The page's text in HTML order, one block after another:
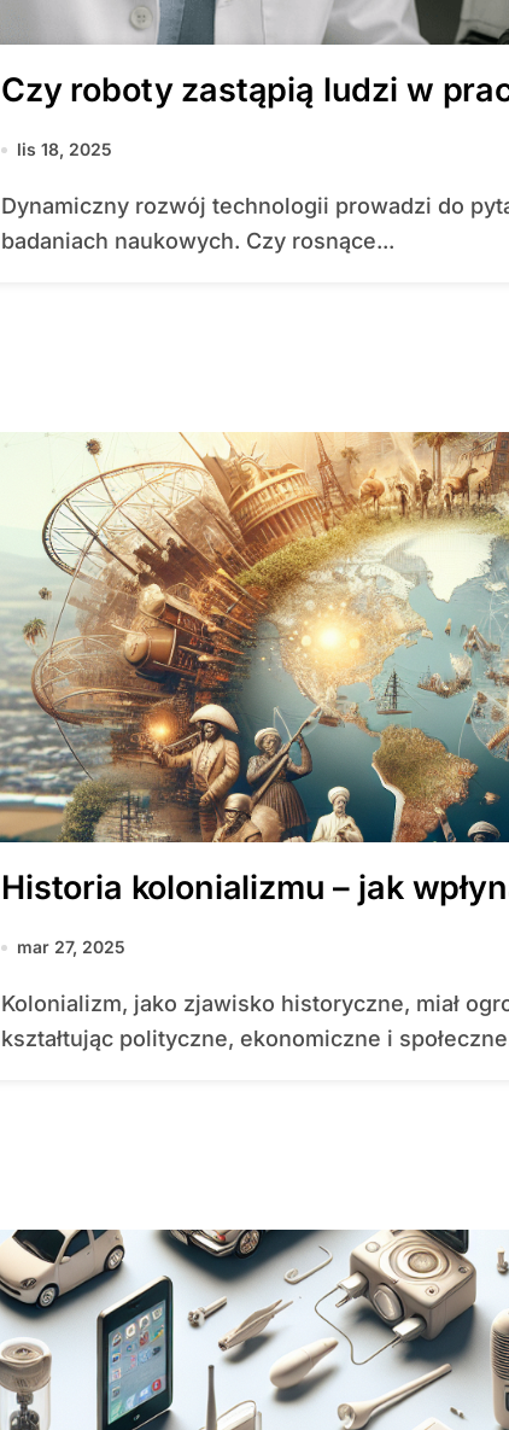
Czy roboty zastąpią ludzi w
lis 18, 2025
Dynamiczny rozwój technologii prowadzi do pytań o przyszłość roli człowieka w
badaniach naukowych. Czy rosnące...
Historia kolonializmu – jak
mar 27, 2025
Kolonializm, jako zjawisko historyczne, miał ogromny wpływ na rozwój globalny,
kształtując polityczne, ekonomiczne i